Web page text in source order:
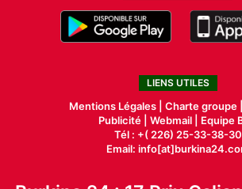
LIENS UTILES
Mentions Légales | Charte groupe |
Publicité| Webmail |
Equipe
Tél : +( 226) 25-33-38-30
Email: